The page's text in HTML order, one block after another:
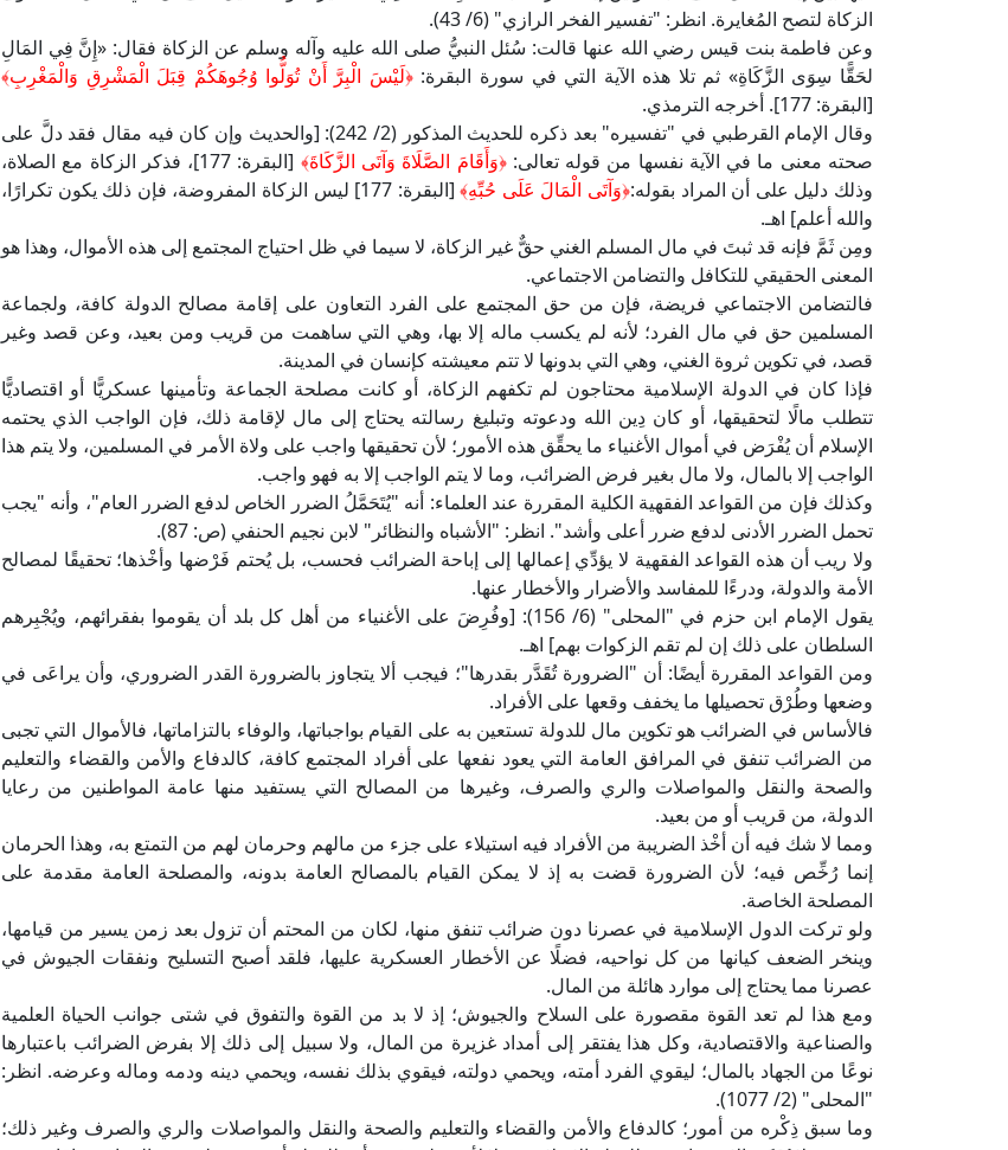
الزكاة لتصح المُغايرة. انظر: "تفسير الفخر الرازي" (6/ 43).
وعن فاطمة بنت قيس رضي الله عنها قالت: سُئل النبيُّ صلى الله عليه وآله وسلم عن الزكاة فقال: «إِنَّ فِي المَالِ
لحَقًّا سِوَى الزَّكَاةِ» ثم تلا هذه الآية التي في سورة البقرة:﴿لَيْسَ الْبِرَّ أَنْ تُوَلُّوا وُجُوهَكُمْ قِبَلَ الْمَشْرِقِ وَالْمَغْرِبِ﴾
[البقرة: 177]. أخرجه الترمذي.
وقال الإمام القرطبي في "تفسيره" بعد ذكره للحديث المذكور (2/ 242): [والحديث وإن كان فيه مقال فقد دلَّ على
صحته معنى ما في الآية نفسها من قوله تعالى:﴿وَأَقَامَ الصَّلَاةَ وَآتَى الزَّكَاةَ﴾
[البقرة: 177]، فذكر الزكاة مع الصلاة،
وذلك دليل على أن المراد بقوله:﴿وَآتَى الْمَالَ عَلَى حُبِّهِ﴾
[البقرة: 177] ليس الزكاة المفروضة، فإن ذلك يكون تكرارًا،
والله أعلم] اهـ.
ومِن ثَمَّ فإنه قد ثبتَ في مال المسلم الغني حقٌّ غير الزكاة، لا سيما في ظل احتياج المجتمع إلى هذه الأموال، وهذا هو
المعنى الحقيقي للتكافل والتضامن الاجتماعي.
فالتضامن الاجتماعي فريضة، فإن من حق المجتمع على الفرد التعاون على إقامة مصالح الدولة كافة، ولجماعة
المسلمين حق في مال الفرد؛ لأنه لم يكسب ماله إلا بها، وهي التي ساهمت من قريب ومن بعيد، وعن قصد وغير
قصد، في تكوين ثروة الغني، وهي التي بدونها لا تتم معيشته كإنسان في المدينة.
فإذا كان في الدولة الإسلامية محتاجون لم تكفهم الزكاة، أو كانت مصلحة الجماعة وتأمينها عسكريًّا أو اقتصاديًّا
تتطلب مالًا لتحقيقها، أو كان دِين الله ودعوته وتبليغ رسالته يحتاج إلى مال لإقامة ذلك، فإن الواجب الذي يحتمه
الإسلام أن يُفْرَض في أموال الأغنياء ما يحقِّق هذه الأمور؛ لأن تحقيقها واجب على ولاة الأمر في المسلمين، ولا يتم هذا
الواجب إلا بالمال، ولا مال بغير فرض الضرائب، وما لا يتم الواجب إلا به فهو واجب.
وكذلك فإن من القواعد الفقهية الكلية المقررة عند العلماء: أنه "يُتَحَمَّلُ الضرر الخاص لدفع الضرر العام"، وأنه "يجب
تحمل الضرر الأدنى لدفع ضرر أعلى وأشد". انظر: "الأشباه والنظائر" لابن نجيم الحنفي (ص: 87).
ولا ريب أن هذه القواعد الفقهية لا يؤدِّي إعمالها إلى إباحة الضرائب فحسب، بل يُحتم فَرْضها وأخْذها؛ تحقيقًا لمصالح
الأمة والدولة، ودرءًا للمفاسد والأضرار والأخطار عنها.
يقول الإمام ابن حزم في "المحلى" (6/ 156): [وفُرِضَ على الأغنياء من أهل كل بلد أن يقوموا بفقرائهم، ويُجْبِرهم
السلطان على ذلك إن لم تقم الزكوات بهم] اهـ.
ومن القواعد المقررة أيضًا: أن "الضرورة تُقَدَّر بقدرها"؛ فيجب ألا يتجاوز بالضرورة القدر الضروري، وأن يراعَى في
وضعها وطُرْق تحصيلها ما يخفف وقعها على الأفراد.
فالأساس في الضرائب هو تكوين مال للدولة تستعين به على القيام بواجباتها، والوفاء بالتزاماتها، فالأموال التي تجبى
من الضرائب تنفق في المرافق العامة التي يعود نفعها على أفراد المجتمع كافة، كالدفاع والأمن والقضاء والتعليم
والصحة والنقل والمواصلات والري والصرف، وغيرها من المصالح التي يستفيد منها عامة المواطنين من رعايا
الدولة، من قريب أو من بعيد.
ومما لا شك فيه أن أخْذ الضريبة من الأفراد فيه استيلاء على جزء من مالهم وحرمان لهم من التمتع به، وهذا الحرمان
إنما رُخِّص فيه؛ لأن الضرورة قضت به إذ لا يمكن القيام بالمصالح العامة بدونه، والمصلحة العامة مقدمة على
المصلحة الخاصة.
ولو تركت الدول الإسلامية في عصرنا دون ضرائب تنفق منها، لكان من المحتم أن تزول بعد زمن يسير من قيامها،
وينخر الضعف كيانها من كل نواحيه، فضلًا عن الأخطار العسكرية عليها، فلقد أصبح التسليح ونفقات الجيوش في
عصرنا مما يحتاج إلى موارد هائلة من المال.
ومع هذا لم تعد القوة مقصورة على السلاح والجيوش؛ إذ لا بد من القوة والتفوق في شتى جوانب الحياة العلمية
والصناعية والاقتصادية، وكل هذا يفتقر إلى أمداد غزيرة من المال، ولا سبيل إلى ذلك إلا بفرض الضرائب باعتبارها
نوعًا من الجهاد بالمال؛ ليقوي الفرد أمته، ويحمي دولته، فيقوي بذلك نفسه، ويحمي دينه ودمه وماله وعرضه. انظر:
"المحلى" (2/ 1077).
وما سبق ذِكْره من أمور؛ كالدفاع والأمن والقضاء والتعليم والصحة والنقل والمواصلات والري والصرف وغير ذلك؛